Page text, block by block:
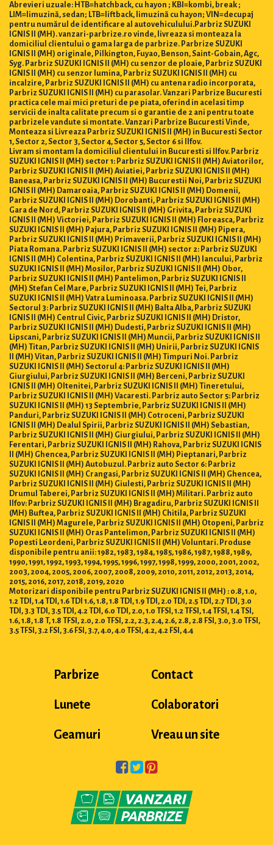
Abrevieri uzuale: HTB=hatchback, cu hayon ; KBI=kombi, break ;
LIM=limuzină, sedan; LTB=liftback, limuzină cu hayon; VIN=decupaj
pentru numărul de identificare al autovehiculului.Parbriz SUZUKI
IGNIS II (MH). vanzari-parbrize.ro vinde, livreaza si monteaza la
domiciliul clientului o gama larga de parbrize. Parbrize SUZUKI
IGNIS II (MH) originale, Pilkington, Fuyao, Benson, Saint-Gobain, Agc,
Syg. Parbriz SUZUKI IGNIS II (MH) cu senzor de ploaie, Parbriz SUZUKI
IGNIS II (MH) cu senzor lumina, Parbriz SUZUKI IGNIS II (MH) cu
incalzire, Parbriz SUZUKI IGNIS II (MH) cu antena radio incorporata,
Parbriz SUZUKI IGNIS II (MH) cu parasolar. Vanzari Parbrize Bucuresti
practica cele mai mici preturi de pe piata, oferind in acelasi timp
servicii de inalta calitate precum si o garantie de 2 ani pentru toate
parbrizele vandute si montate. Vanzari Parbrize Bucuresti Vinde,
Monteaza si Livreaza Parbriz SUZUKI IGNIS II (MH) in Bucuresti Sector
1, Sector 2, Sector 3, Sector 4, Sector 5, Sector 6 si Ilfov.
Livram si montam la domiciliul clientului in Bucuresti si Ilfov. Parbriz
SUZUKI IGNIS II (MH) sector 1: Parbriz SUZUKI IGNIS II (MH) Aviatorilor,
Parbriz SUZUKI IGNIS II (MH) Aviatiei, Parbriz SUZUKI IGNIS II (MH)
Baneasa, Parbriz SUZUKI IGNIS II (MH) Bucurestii Noi, Parbriz SUZUKI
IGNIS II (MH) Damaroaia, Parbriz SUZUKI IGNIS II (MH) Domenii,
Parbriz SUZUKI IGNIS II (MH) Dorobanti, Parbriz SUZUKI IGNIS II (MH)
Gara de Nord, Parbriz SUZUKI IGNIS II (MH) Grivita, Parbriz SUZUKI
IGNIS II (MH) Victoriei, Parbriz SUZUKI IGNIS II (MH) Floreasca, Parbriz
SUZUKI IGNIS II (MH) Pajura, Parbriz SUZUKI IGNIS II (MH) Pipera,
Parbriz SUZUKI IGNIS II (MH) Primaverii, Parbriz SUZUKI IGNIS II (MH)
Piata Romana. Parbriz SUZUKI IGNIS II (MH) sector 2: Parbriz SUZUKI
IGNIS II (MH) Colentina, Parbriz SUZUKI IGNIS II (MH) Iancului, Parbriz
SUZUKI IGNIS II (MH) Mosilor, Parbriz SUZUKI IGNIS II (MH) Obor,
Parbriz SUZUKI IGNIS II (MH) Pantelimon, Parbriz SUZUKI IGNIS II
(MH) Stefan Cel Mare, Parbriz SUZUKI IGNIS II (MH) Tei, Parbriz
SUZUKI IGNIS II (MH) Vatra Luminoasa. Parbriz SUZUKI IGNIS II (MH)
Sectorul 3: Parbriz SUZUKI IGNIS II (MH) Balta Alba, Parbriz SUZUKI
IGNIS II (MH) Centrul Civic, Parbriz SUZUKI IGNIS II (MH) Dristor,
Parbriz SUZUKI IGNIS II (MH) Dudesti, Parbriz SUZUKI IGNIS II (MH)
Lipscani, Parbriz SUZUKI IGNIS II (MH) Muncii, Parbriz SUZUKI IGNIS II
(MH) Titan, Parbriz SUZUKI IGNIS II (MH) Unirii, Parbriz SUZUKI IGNIS
II (MH) Vitan, Parbriz SUZUKI IGNIS II (MH) Timpuri Noi. Parbriz
SUZUKI IGNIS II (MH) Sectorul 4: Parbriz SUZUKI IGNIS II (MH)
Giurgiului, Parbriz SUZUKI IGNIS II (MH) Berceni, Parbriz SUZUKI
IGNIS II (MH) Oltenitei, Parbriz SUZUKI IGNIS II (MH) Tineretului,
Parbriz SUZUKI IGNIS II (MH) Vacaresti. Parbriz auto Sector 5: Parbriz
SUZUKI IGNIS II (MH) 13 Septembrie, Parbriz SUZUKI IGNIS II (MH)
Panduri, Parbriz SUZUKI IGNIS II (MH) Cotroceni, Parbriz SUZUKI
IGNIS II (MH) Dealul Spirii, Parbriz SUZUKI IGNIS II (MH) Sebastian,
Parbriz SUZUKI IGNIS II (MH) Giurgiului, Parbriz SUZUKI IGNIS II (MH)
Ferentari, Parbriz SUZUKI IGNIS II (MH) Rahova, Parbriz SUZUKI IGNIS
II (MH) Ghencea, Parbriz SUZUKI IGNIS II (MH) Pieptanari, Parbriz
SUZUKI IGNIS II (MH) Autobuzul. Parbriz auto Sector 6: Parbriz
SUZUKI IGNIS II (MH) Crangasi, Parbriz SUZUKI IGNIS II (MH) Ghencea,
Parbriz SUZUKI IGNIS II (MH) Giulesti, Parbriz SUZUKI IGNIS II (MH)
Drumul Taberei, Parbriz SUZUKI IGNIS II (MH) Militari. Parbriz auto
Ilfov: Parbriz SUZUKI IGNIS II (MH) Bragadiru, Parbriz SUZUKI IGNIS II
(MH) Buftea, Parbriz SUZUKI IGNIS II (MH) Chitila, Parbriz SUZUKI
IGNIS II (MH) Magurele, Parbriz SUZUKI IGNIS II (MH) Otopeni, Parbriz
SUZUKI IGNIS II (MH) Oras Pantelimon, Parbriz SUZUKI IGNIS II (MH)
Popesti Leordeni, Parbriz SUZUKI IGNIS II (MH) Voluntari. Produse
disponibile pentru anii: 1982, 1983, 1984, 1985, 1986, 1987, 1988, 1989,
1990, 1991, 1992, 1993, 1994, 1995, 1996, 1997, 1998, 1999, 2000, 2001, 2002,
2003, 2004, 2005, 2006, 2007, 2008, 2009, 2010, 2011, 2012, 2013, 2014,
2015, 2016, 2017, 2018, 2019, 2020
Motorizari disponibile pentru Parbriz SUZUKI IGNIS II (MH) : 0.8, 1.0,
1.2 TDI, 1.4 TDI, 1.6 TDI 1.6, 1.8, 1.8 TDI, 1.9 TDI, 2.0 TDI, 2.5 TDI, 2.7 TDI, 3.0
TDI, 3.3 TDI, 3.5 TDI, 4.2 TDI, 6.0 TDI, 2.0, 1.0 TFSI, 1.2 TFSI, 1.4 TFSI, 1.4 TSI,
1.6, 1.8, 1.8 T, 1.8 TFSI, 2.0, 2.0 TFSI, 2.2, 2.3, 2.4, 2.6, 2.8, 2.8 FSI, 3.0, 3.0 TFSI,
3.5 TFSI, 3.2 FSI, 3.6 FSI, 3.7, 4.0, 4.0 TFSI, 4.2, 4.2 FSI, 4.4
Parbrize
Lunete
Geamuri
Contact
Colaboratori
Vreau un site